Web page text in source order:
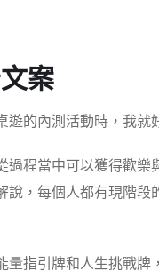
案
遊的內測活動時，我
過程當中可以獲得歡
說，每個人都有現階
量指引牌和人生挑戰